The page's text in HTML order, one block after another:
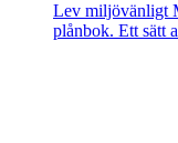
Lev miljövänligt
plånbok. Ett sätt